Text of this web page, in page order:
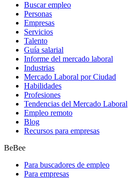
Buscar empleo
Personas
Empresas
Servicios
Talento
Guía salarial
Informe del mercado laboral
Industrias
Mercado Laboral por Ciudad
Habilidades
Profesiones
Tendencias del Mercado Laboral
Empleo remoto
Blog
Recursos para empresas
BeBee
Para buscadores de empleo
Para empresas